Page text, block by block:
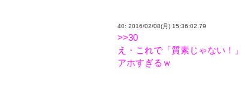
40: 2016/02/08(月) 15:36:02.79
>>30
え・これで「質素じゃない！
アホすぎるｗ